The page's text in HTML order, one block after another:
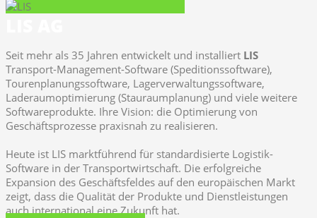
Seit mehr als 35 Jahren entwickelt und installiert LIS
Transport-Management-Software (Speditionssoftware),
Tourenplanungssoftware, Lagerverwaltungssoftware,
Laderaumoptimierung (Stauraumplanung) und viele weitere
Softwareprodukte. Ihre Vision: die Optimierung von
Geschäftsprozesse praxisnah zu realisieren.
Heute ist LIS marktführend für standardisierte Logistik-
Software in der Transportwirtschaft. Die erfolgreiche
Expansion des Geschäftsfeldes auf den europäischen Markt
zeigt, dass die Qualität der Produkte und Dienstleistungen
auch international eine Zukunft hat.